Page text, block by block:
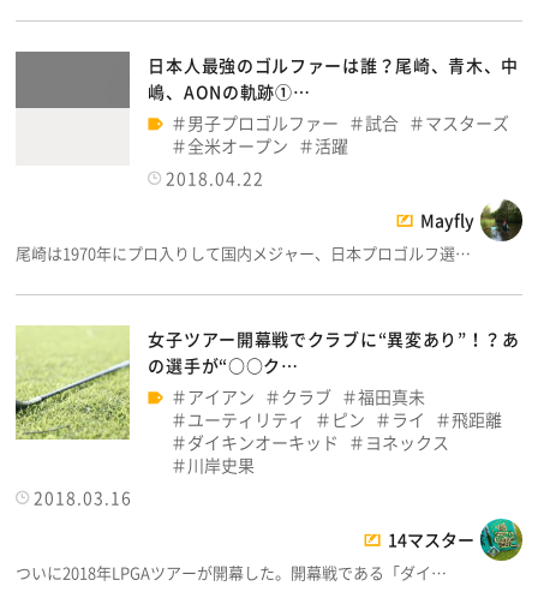
日本人最強のゴルファーは誰？尾崎、青木、中
嶋、AONの軌跡①…
男子プロゴルファー
試合
マスターズ
全米オープン
活躍
2018.04.22
Mayfly
尾崎は1970年にプロ入りして国内メジャー、日本プロゴルフ選…
女子ツアー開幕戦でクラブに“異変あり”！？あ
の選手が“○○ク…
アイアン
クラブ
福田真未
ユーティリティ
ピン ライ
飛距離
ダイキンオーキッド
ヨネックス
川岸史果
2018.03.16
14マスター
ついに2018年LPGAツアーが開幕した。開幕戦である「ダイ…